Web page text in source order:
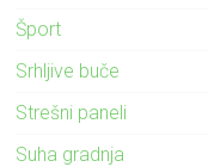
Šport
Srhljive buče
Strešni paneli
Suha gradnja